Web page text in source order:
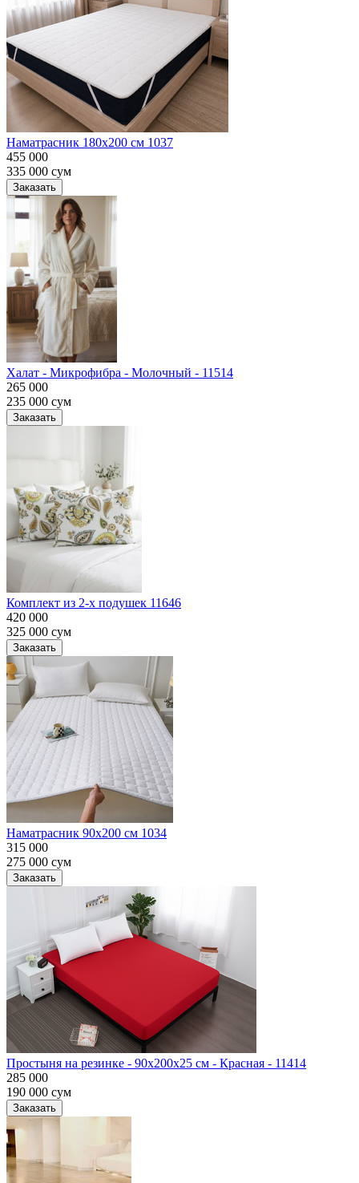
Наматрасник 180х200 см 1037
455 000
335 000 сум
Заказать
Халат - Микрофибра - Молочный - 11514
265 000
235 000 сум
Заказать
Комплект из 2-х подушек 11646
420 000
325 000 сум
Заказать
Наматрасник 90х200 см 1034
315 000
275 000 сум
Заказать
Простыня на резинке - 90x200x25 cм - Красная - 11414
285 000
190 000 сум
Заказать